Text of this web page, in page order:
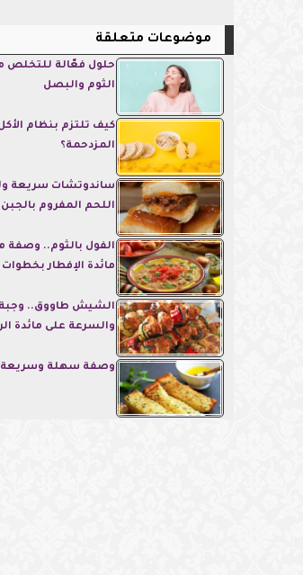
موضوعات متعلقة
حلول فعّالة للتخلص
الثوم والبصل
كيف تلتزم بنظام
المزدحمة؟
ساندوتشات سريعة
اللحم المفروم
الفول بالثوم..
مائدة الإفطار
الشيش طاووق.. وجبة
والسرعة على مائدة
وصفة سهلة وسريعة